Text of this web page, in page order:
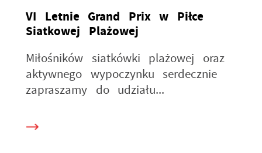
VI Letnie Grand Prix w Piłce
Siatkowej Plażowej
Miłośników siatkówki plażowej oraz
aktywnego wypoczynku serdecznie
zapraszamy do udziału...